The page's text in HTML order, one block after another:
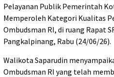
Pelayanan Publik Pemerintah
Memperoleh Kategori Kualitas
Ombudsman RI, di ruang Rapat
Pangkalpinang, Rabu (24/06/26).
Walikota Saparudin
Ombudsman RI yang telah